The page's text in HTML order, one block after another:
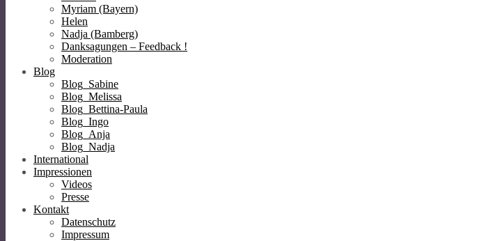
Myriam (Bayern)
Helen
Nadja (Bamberg)
Danksagungen – Feedback !
Moderation
Blog
Blog_Sabine
Blog_Melissa
Blog_Bettina-Paula
Blog_Ingo
Blog_Anja
Blog_Nadja
International
Impressionen
Videos
Presse
Kontakt
Datenschutz
Impressum